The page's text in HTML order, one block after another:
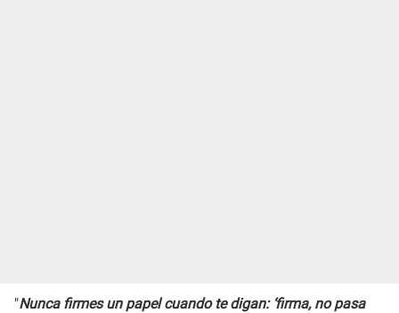
"Nunca firmes un papel cuando te digan: ‘firma, no pasa